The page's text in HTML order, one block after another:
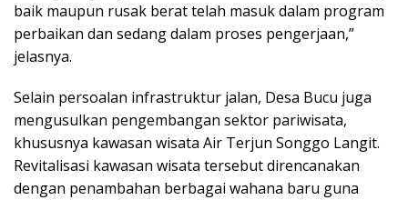
baik maupun rusak berat telah masuk dalam program
perbaikan dan sedang dalam proses pengerjaan,”
jelasnya.
Selain persoalan infrastruktur jalan, Desa Bucu juga
mengusulkan pengembangan sektor pariwisata,
khususnya kawasan wisata Air Terjun Songgo Langit.
Revitalisasi kawasan wisata tersebut direncanakan
dengan penambahan berbagai wahana baru guna